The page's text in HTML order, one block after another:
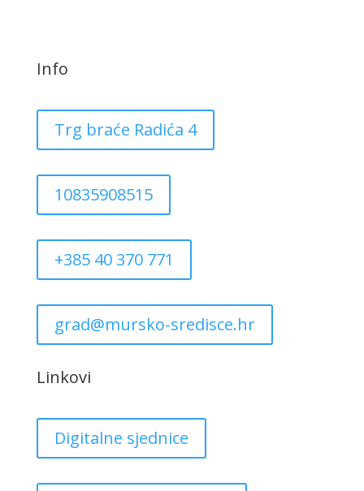
Info
Trg braće Radića 4
10835908515
+385 40 370 771
grad@mursko-sredisce.hr
Linkovi
Digitalne sjednice